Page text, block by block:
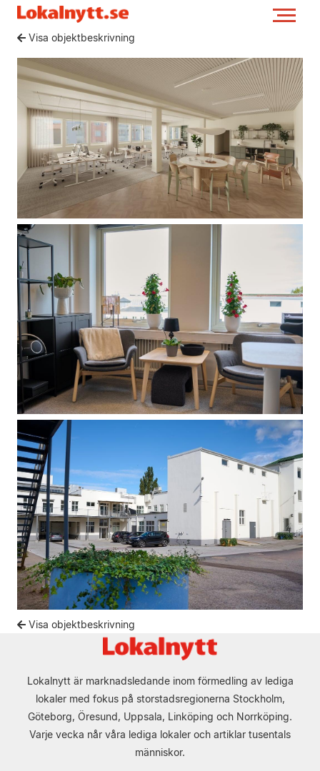
Visa objektbeskrivning
Visa objektbeskrivning
Lokalnytt är marknadsledande inom förmedling av lediga
lokaler med fokus på storstadsregionerna Stockholm,
Göteborg, Öresund, Uppsala, Linköping och Norrköping.
Varje vecka når våra lediga lokaler och artiklar tusentals
människor.